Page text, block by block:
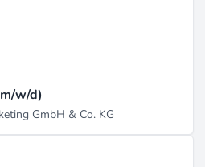
招聘信息主要集中在科罗拉
现场工作模式，促进专注于产
之间的协作。拥有超过170名
结构为特征，促进直接参与能
定制培训课程、会议和在线课
w/d)
GmbH & Co. KG